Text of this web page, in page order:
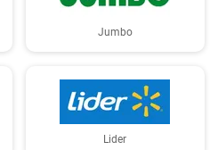
Jumbo
Lider